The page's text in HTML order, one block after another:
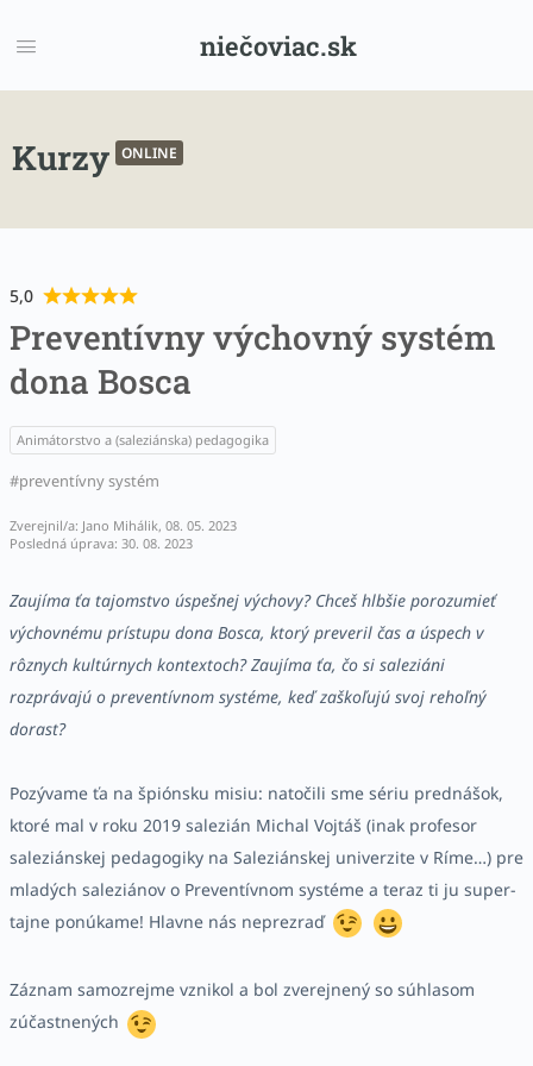
niečoviac.sk
Kurzy ONLINE
5,0
Preventívny výchovný systém
dona Bosca
Animátorstvo a (saleziánska) pedagogika
preventívny systém
Zverejnil/a: Jano Mihálik, 08. 05. 2023
Posledná úprava: 30. 08. 2023
Zaujíma ťa tajomstvo úspešnej výchovy? Chceš hlbšie porozumieť
výchovnému prístupu dona Bosca, ktorý preveril čas a úspech v
rôznych kultúrnych kontextoch? Zaujíma ťa, čo si saleziáni
rozprávajú o preventívnom systéme, keď zaškoľujú svoj rehoľný
dorast?
Pozývame ťa na špiónsku misiu: natočili sme sériu prednášok,
ktoré mal v roku 2019 salezián Michal Vojtáš (inak profesor
saleziánskej pedagogiky na Saleziánskej univerzite v Ríme…) pre
mladých saleziánov o Preventívnom systéme a teraz ti ju super-
tajne ponúkame! Hlavne nás neprezraď
Záznam samozrejme vznikol a bol zverejnený so súhlasom
zúčastnených